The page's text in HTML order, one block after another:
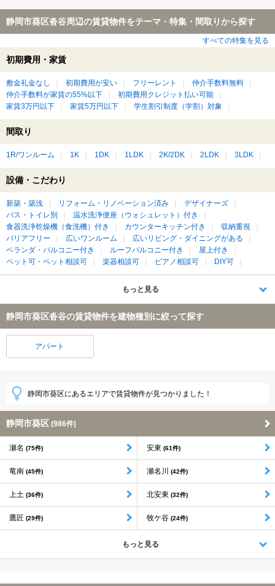
静岡市葵区沓谷周辺の賃貸物件をテーマ・特集・間取りから探す
すべての特集を見る
初期費用・家賃
敷金礼金なし 初期費用が安い フリーレント
仲介手数料無料
仲介手数料が家賃の55%以下
初期費用クレジット払い可能
家賃3万円以下
家賃5万円以下 学生割引制度（学割）対象
間取り
1R/ワンルーム 1K 1DK 1LDK 2K/2DK 2LDK 3LDK
設備・こだわり
新築・築浅 リフォーム・リノベーション済み
デザイナーズ
バス・トイレ別
温水洗浄便座（ウォシュレット）付き
食器洗浄乾燥機（食洗機）付き
カウンターキッチン付き
収納重視
バリアフリー
広いワンルーム
広いリビング・ダイニングがある
ベランダ・バルコニー付き
ルーフバルコニー付き
屋上付き
ペット可・ペット相談可
楽器相談可 ピアノ相談可 DIY可
もっと見る
静岡市葵区沓谷の賃貸物件を建物種別に絞って探す
アパート
静岡市葵区にあるエリアで賃貸物件が見つかりました！
静岡市葵区 (986件)
瀬名 (75件) 安東 (61件)
竜南 (45件) 瀬名川 (42件)
上土 (36件) 北安東 (32件)
鷹匠 (29件) 牧ケ谷 (24件)
もっと見る